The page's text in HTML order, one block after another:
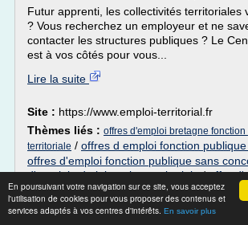
En poursuivant votre navigation sur ce site, vous acceptez
l'utilisation de cookies pour vous proposer des contenus et
services adaptés à vos centres d'intérêts. En savoir plus
Futur apprenti, les collectivités territoriales
? Vous recherchez un employeur et ne
contacter les structures publiques ? Le
est à vos côtés pour vous...
Lire la suite
Site : https://www.emploi-territorial.fr
Thèmes liés : offres d'emploi bretagne
territoriale / offres d emploi fonction
offres d'emploi fonction publique sans
d'emploi administration territoriale/offre
territorial
Café de l'emploi Bas Normands